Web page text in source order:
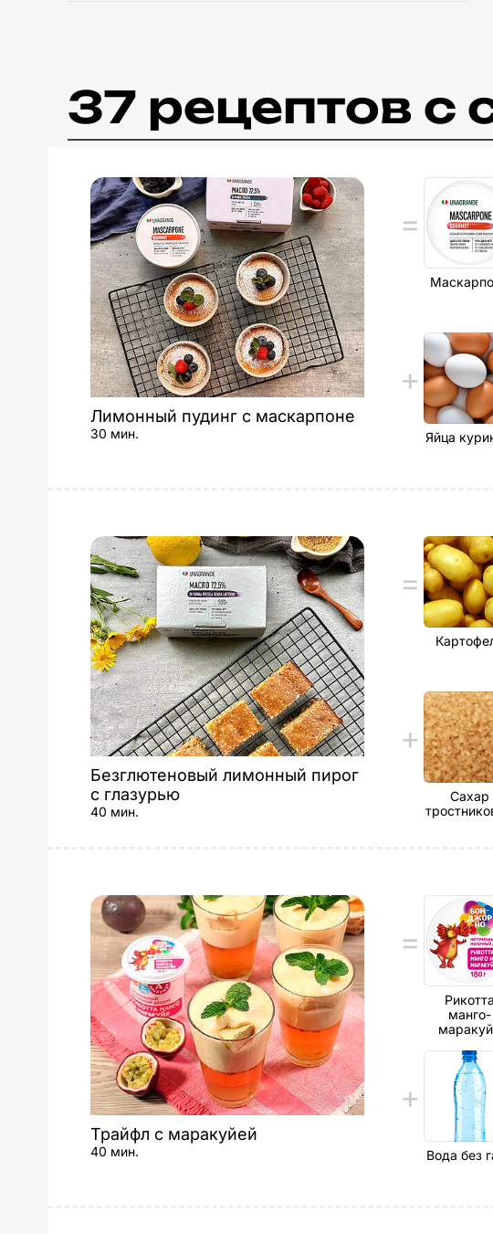
37 рецептов c
Лимонный пудинг с маскарпоне
30 мин. Яйца
Безглютеновый лимонный пирог
с глазурью
40 мин.
Сахар
Трайфл с маракуйей
40 мин.
Рикотта
манго-
Вода без